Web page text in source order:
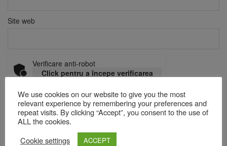
Site web
Verificare anti-robot
Click pentru a începe verificarea
Acest site folosește Akismet pentru a reduce spamul.
sunt procesate datele comentariilor tale
We use cookies on our website to give you the most
relevant experience by remembering your preferences and
repeat visits. By clicking “Accept”, you consent to the use of
ALL the cookies.
Cookie settings
ACCEPT